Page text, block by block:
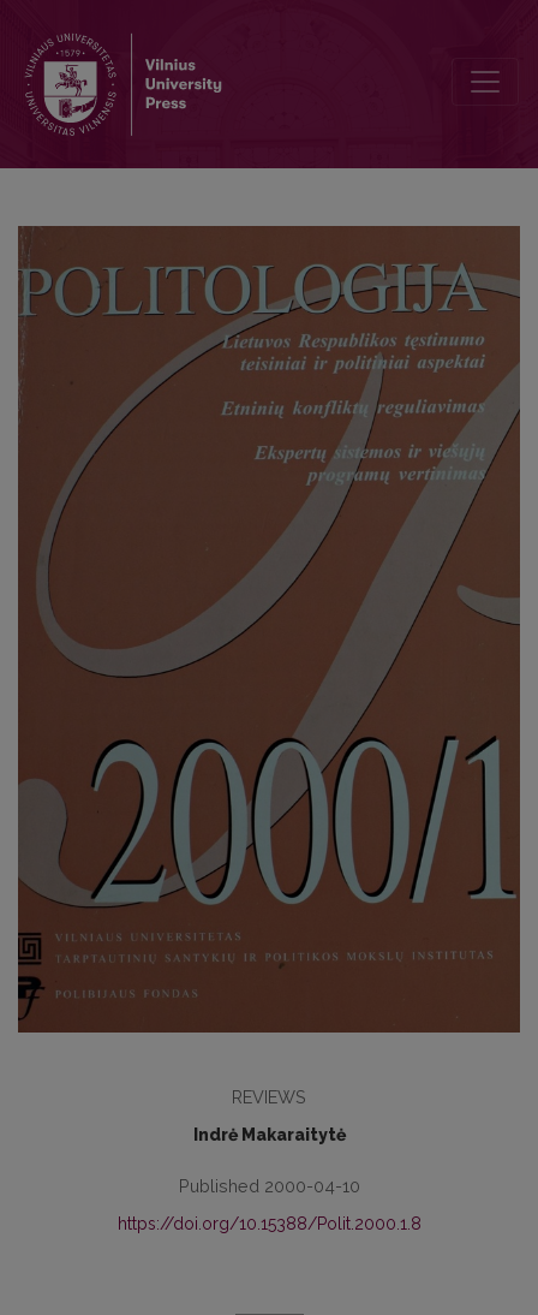
REVIEWS
Indrė Makaraitytė
Published 2000-04-10
https://doi.org/10.15388/Polit.2000.1.8